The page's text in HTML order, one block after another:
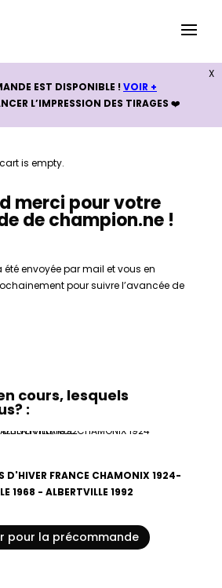
X
EST DISPONIBLE ! VOIR +
L’IMPRESSION DES TIRAGES ❤️
is empty.
merci pour votre
de champion.ne !
envoyée par mail et vous en
pour suivre l’avancée de
cours, lesquels
:
D'HIVER FRANCE CHAMONIX 1924-
1968 - ALBERTVILLE 1992
pour la précommande